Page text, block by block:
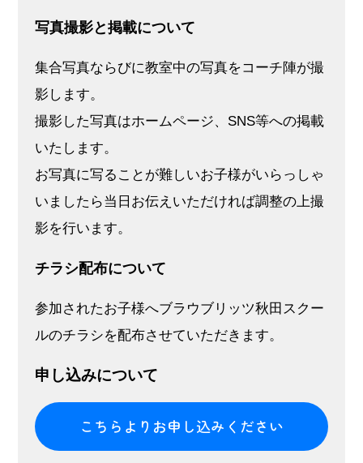
写真撮影と掲載について
集合写真ならびに教室中の写真をコーチ陣が撮
影します。
撮影した写真はホームページ、SNS等への掲載
いたします。
お写真に写ることが難しいお子様がいらっしゃ
いましたら当日お伝えいただければ調整の上撮
影を行います。
チラシ配布について
参加されたお子様へブラウブリッツ秋田スクー
ルのチラシを配布させていただきます。
申し込みについて
こちらよりお申し込みください